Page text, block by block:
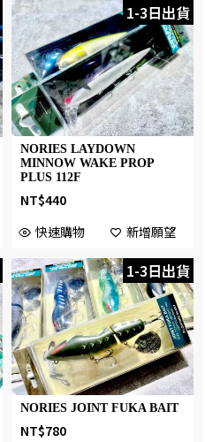
1-3日出貨
NORIES LAYDOWN
MINNOW WAKE PROP
PLUS 112F
NT$440
快速購物
新增願望
1-3日出貨
NORIES JOINT FUKA BAIT
NT$780